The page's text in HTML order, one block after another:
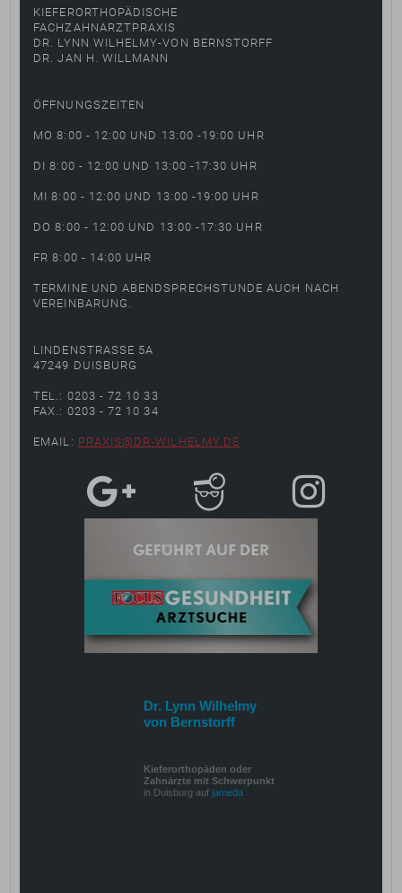
KIEFERORTHOPÄDISCHE
FACHZAHNARZTPRAXIS
DR. LYNN WILHELMY-VON BERNSTORFF
DR. JAN H. WILLMANN
LINDENSTRASSE 5A
47249 DUISBURG
TEL.: 0203 - 72 10 33
FAX.: 0203 - 72 10 34
EMAIL: PRAXIS@DR-WILHELMY.DE
ÖFFNUNGSZEITEN
MO 8:00 - 12:00 UND 13:00 -19:00 UHR
DI 8:00 - 12:00 UND 13:00 -17:30 UHR
MI 8:00 - 12:00 UND 13:00 -19:00 UHR
DO 8:00 - 12:00 UND 13:00 -17:30 UHR
FR 8:00 - 14:00 UHR
TERMINE UND ABENDSPRECHSTUNDE AUCH NACH
VEREINBARUNG.
Dr. Lynn Wilhelmy
von Bernstorff
Kieferorthopäden oder
Zahnärzte mit Schwerpunkt
in Duisburg aufjameda